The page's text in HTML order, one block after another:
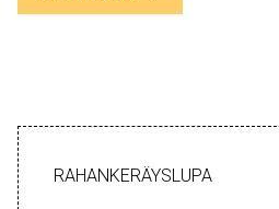
RAHANKERÄYSLUPA